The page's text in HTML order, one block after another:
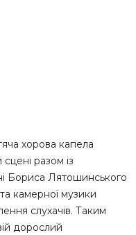
хорова капела
разом із
Бориса Лятошинського
камерної музики
слухачів. Таким
дорослий